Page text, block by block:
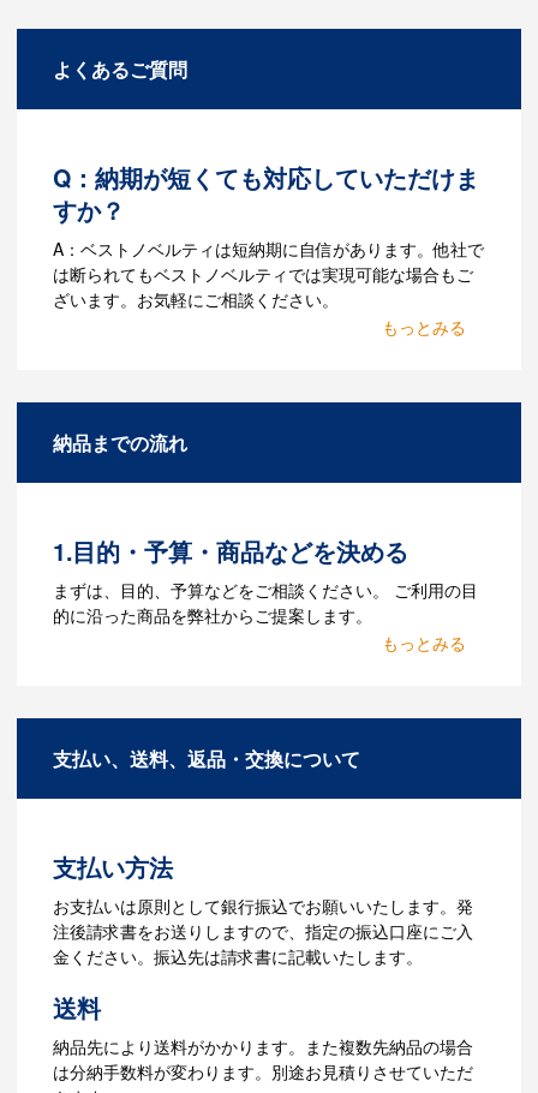
よくあるご質問
Q：納期が短くても対応していただけま
すか？
A：ベストノベルティは短納期に自信があります。他社で
は断られてもベストノベルティでは実現可能な場合もご
ざいます。お気軽にご相談ください。
があります。Adobe illustratorのaiファイ
Q：ウェブサイトに掲載され
ていないオリジナルのノベル
タマイズが可能です。お気軽にご相談く
納品までの流れ
1.目的・予算・商品などを決める
まずは、目的、予算などをご相談ください。 ご利用の目
的に沿った商品を弊社からご提案します。
お見積を弊社からお出しします。
3.発注・データ入稿
ら、ご注文書をお送りします。
【名入れをする場合】名入れに必要なデ
ータをご入稿頂き、名入れイメージをデ
ータでご確認いただきます。
4.納品
【名入れをする場合】データのご入稿後
３週間程度で納品となります。
支払い、送料、返品・交換について
支払い方法
お支払いは原則として銀行振込でお願いいたします。発
注後請求書をお送りしますので、指定の振込口座にご入
金ください。振込先は請求書に記載いたします。
送料
納品先により送料がかかります。また複数先納品の場合
は分納手数料が変わります。別途お見積りさせていただ